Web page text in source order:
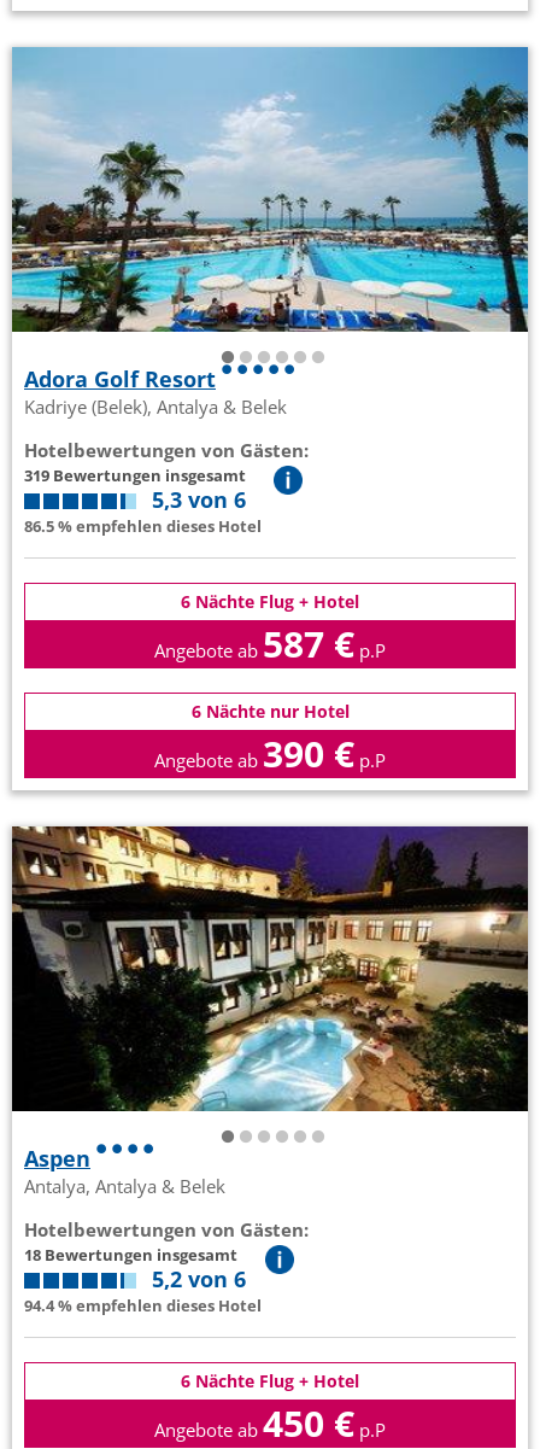
Adora Golf Resort
Kadriye (Belek), Antalya & Belek
Hotelbewertungen von Gästen:
319 Bewertungen insgesamt
5,3 von 6
86.5 % empfehlen dieses Hotel
6 Nächte Flug + Hotel
Angebote ab 587 € p.P
6 Nächte nur Hotel
Angebote ab 390 € p.P
Aspen
Antalya, Antalya & Belek
Hotelbewertungen von Gästen:
18 Bewertungen insgesamt
5,2 von 6
94.4 % empfehlen dieses Hotel
6 Nächte Flug + Hotel
Angebote ab 450 € p.P